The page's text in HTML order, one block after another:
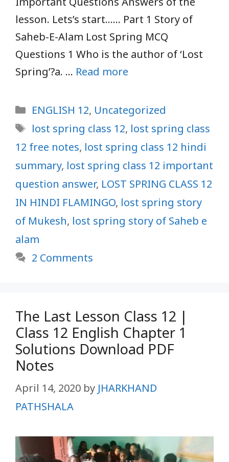
lesson. Lets’s start…… Part 1 Story of
Saheb-E-Alam Lost Spring MCQ
Questions 1 Who is the author of ‘Lost
Spring’?a. … Read more
Categories
ENGLISH 12, Uncategorized
Tags
lost spring class 12, lost spring class
12 free notes, lost spring class 12 hindi
summary, lost spring class 12 important
question answer, LOST SPRING CLASS 12
IN HINDI FLAMINGO, lost spring story
of Mukesh, lost spring story of Saheb e
alam
2 Comments
The Last Lesson Class 12 |
Class 12 English Chapter 1
Solutions Download PDF
Notes
April 14, 2020 by JHARKHAND
PATHSHALA